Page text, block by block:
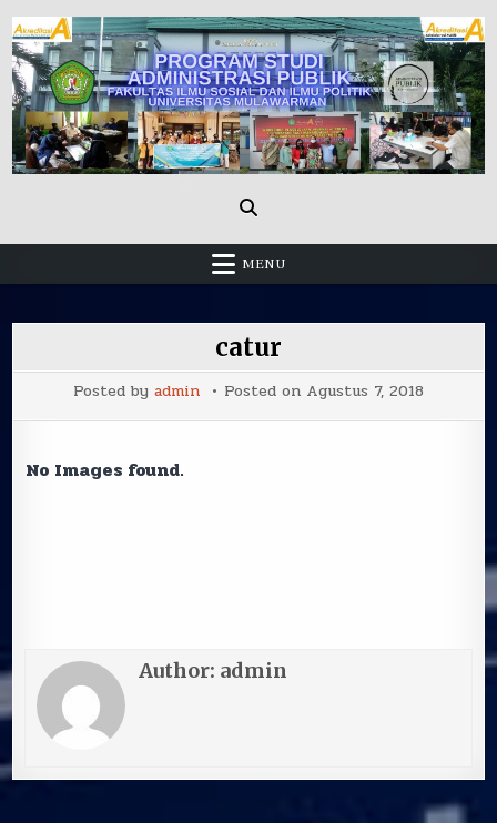
Skip
to
content
Administrasi Publik Fisip Unmul
MENU
catur
Posted by admin Posted on Agustus 7, 2018
No Images found.
Author: admin